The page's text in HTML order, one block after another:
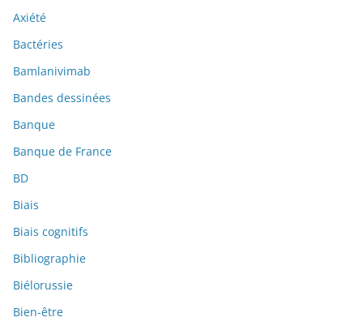
Axiété
Bactéries
Bamlanivimab
Bandes dessinées
Banque
Banque de France
BD
Biais
Biais cognitifs
Bibliographie
Biélorussie
Bien-être